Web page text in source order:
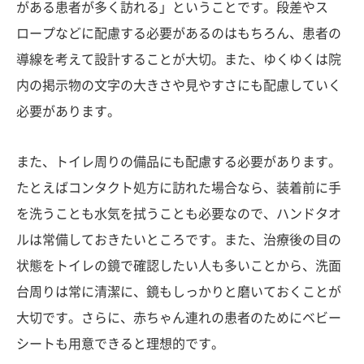
がある患者が多く訪れる」ということです。段差やス
ロープなどに配慮する必要があるのはもちろん、患者の
導線を考えて設計することが大切。また、ゆくゆくは院
内の掲示物の文字の大きさや見やすさにも配慮していく
必要があります。
また、トイレ周りの備品にも配慮する必要があります。
たとえばコンタクト処方に訪れた場合なら、装着前に手
を洗うことも水気を拭うことも必要なので、ハンドタオ
ルは常備しておきたいところです。また、治療後の目の
状態をトイレの鏡で確認したい人も多いことから、洗面
台周りは常に清潔に、鏡もしっかりと磨いておくことが
大切です。さらに、赤ちゃん連れの患者のためにベビー
シートも用意できると理想的です。